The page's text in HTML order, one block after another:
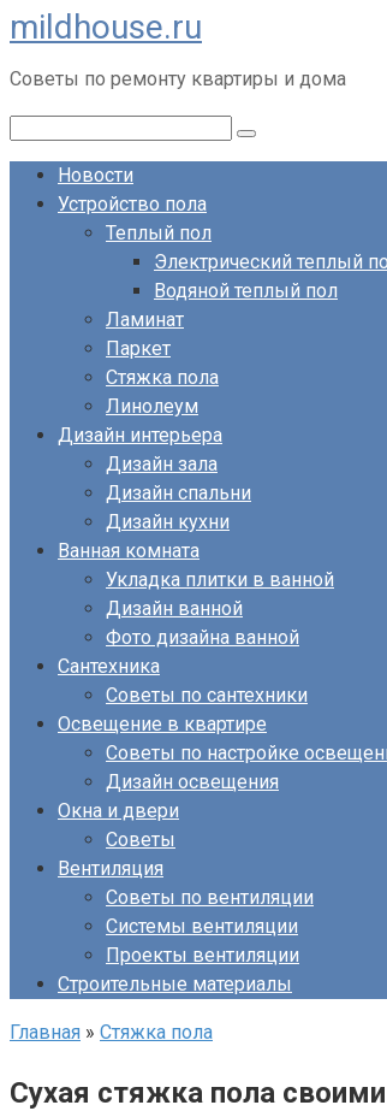
Перейти
к
контенту
mildhouse.ru
Советы по ремонту квартиры и дома
Новости
Устройство пола
Теплый пол
Электрический теплый
Водяной теплый пол
Ламинат
Паркет
Стяжка пола
Линолеум
Дизайн интерьера
Дизайн зала
Дизайн спальни
Дизайн кухни
Ванная комната
Укладка плитки в ванной
Дизайн ванной
Фото дизайна ванной
Сантехника
Советы по сантехники
Освещение в квартире
Советы по настройке
Дизайн освещения
Окна и двери
Советы
Вентиляция
Советы по вентиляции
Системы вентиляции
Проекты вентиляции
Строительные материалы
Главная » Стяжка пола
Сухая стяжка пола